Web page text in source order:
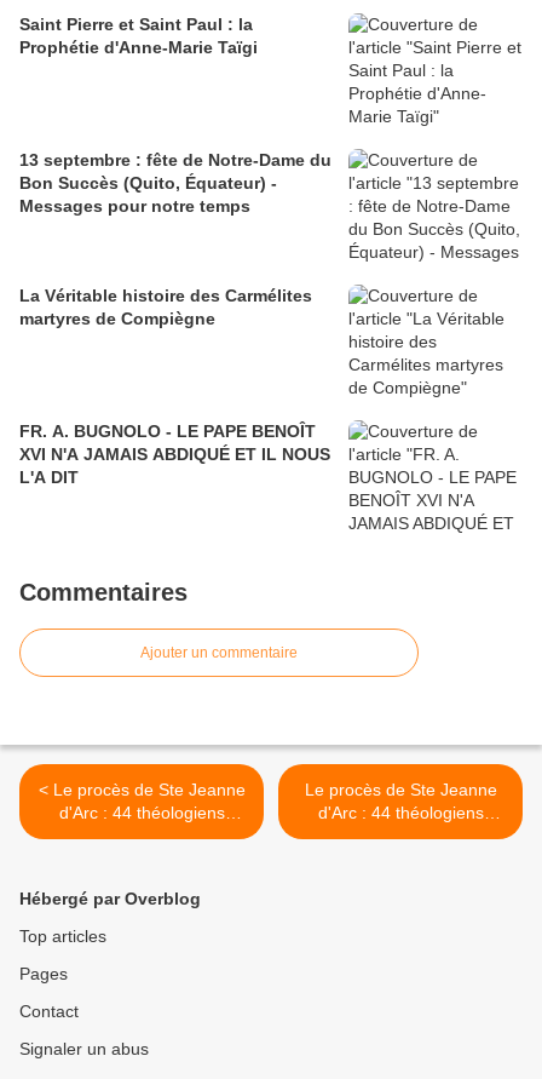
Saint Pierre et Saint Paul : la
Prophétie d'Anne-Marie Taïgi
13 septembre : fête de Notre-Dame du
Bon Succès (Quito, Équateur) -
Messages pour notre temps
La Véritable histoire des Carmélites
martyres de Compiègne
FR. A. BUGNOLO - LE PAPE BENOÎT
XVI N'A JAMAIS ABDIQUÉ ET IL NOUS
L'A DIT
Commentaires
Ajouter un commentaire
< Le procès de Ste Jeanne
d'Arc : 44 théologiens
contre une bergère (1)
Le procès de Ste Jeanne
d'Arc : 44 théologiens
contre une bergère (2) >
Hébergé par Overblog
Top articles
Pages
Contact
Signaler un abus